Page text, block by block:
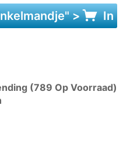
" > In
(789 Op Voorraad)